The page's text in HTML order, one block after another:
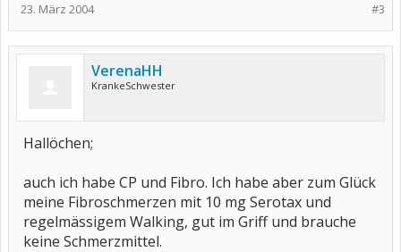
#3
23. März 2004
VerenaHH
KrankeSchwester
Hallöchen;
auch ich habe CP und Fibro. Ich habe aber zum Glück
meine Fibroschmerzen mit 10 mg Serotax und
regelmässigem Walking, gut im Griff und brauche
keine Schmerzmittel.